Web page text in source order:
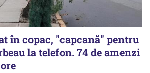
în copac, "capcană" pentru
la telefon. 74 de amenzi